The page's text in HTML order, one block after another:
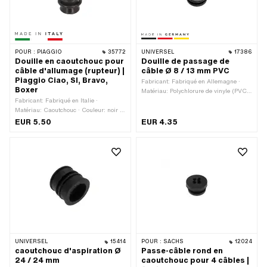
POUR : PIAGGIO 35772
Douille en caoutchouc pour
câble d'allumage (rupteur) |
Piaggio Ciao, SI, Bravo,
Boxer
Fabricant: Fabriqué en Italie ·
Matériau: Caoutchouc · Couleur: noir ·
Ø extérieur: 15.8 mm · Ø intérieur: 6
montage: 12 mm · Longueur totale: 21.7
mm · Piaggio numéro OEM: 114463 ·
Piaggio numéro OEM: 131105
EUR 5.50
UNIVERSEL 17386
Douille de passage de
câble Ø 8 / 13 mm PVC
Fabricant: Fabriqué en Allemagne ·
Matériau: Polychlorure de vinyle (PVC-
câble: 10 mm · Ø trou de montage: 13
EUR 4.35
UNIVERSEL 15414
caoutchouc d'aspiration Ø
24 / 24 mm
POUR : SACHS 12024
Passe-câble rond en
caoutchouc pour 4 câbles |